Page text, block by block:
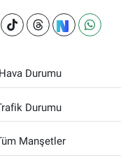
Hava Durumu
Durumu
Manşetler